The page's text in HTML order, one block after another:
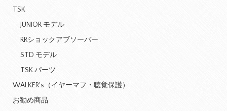
TSK
JUNIOR モデル
RRショックアブソーバー
STD モデル
TSK パーツ
WALKER's（イヤーマフ・聴覚保護）
お勧め商品